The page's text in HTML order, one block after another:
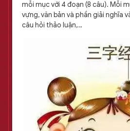
mỗi mục với 4 đoạn (8 câu). Mỗi
vựng, văn bản và phần giải nghĩa
câu hỏi thảo luận,…